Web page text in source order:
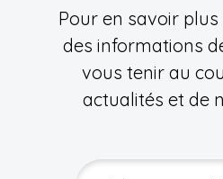
Pour en savoir
des informations
vous tenir au
actualités et de